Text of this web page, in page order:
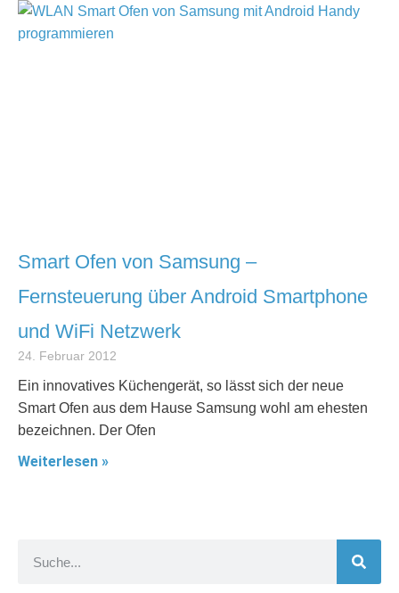
Smart Ofen von Samsung –
Fernsteuerung über Android Smartphone
und WiFi Netzwerk
24. Februar 2012
Ein innovatives Küchengerät, so lässt sich der neue
Smart Ofen aus dem Hause Samsung wohl am ehesten
bezeichnen. Der Ofen
Weiterlesen »